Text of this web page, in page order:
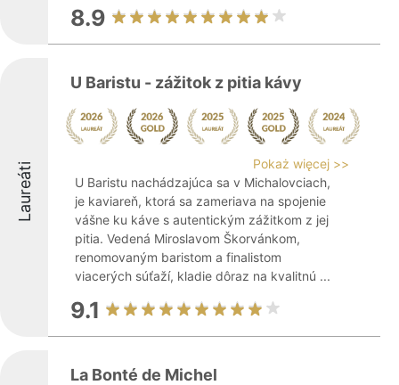
8.9
Laureáti
U Baristu - zážitok z pitia kávy
Pokaż więcej >>
U Baristu nachádzajúca sa v Michalovciach,
je kaviareň, ktorá sa zameriava na spojenie
vášne ku káve s autentickým zážitkom z jej
pitia. Vedená Miroslavom Škorvánkom,
renomovaným baristom a finalistom
viacerých súťaží, kladie dôraz na kvalitnú ...
9.1
La Bonté de Michel